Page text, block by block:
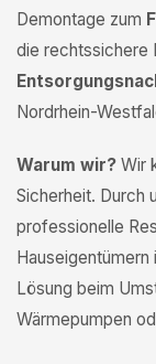
Demontage zum
die rechtssichere
Nordrhein-
Warum wir? Wir
Sicherheit. Durch
professionelle
Lösung beim
Wärmepumpen